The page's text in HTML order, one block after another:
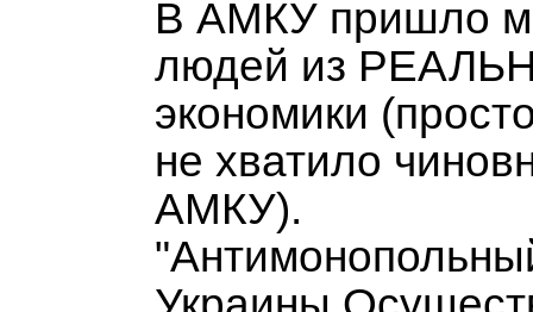
В АМКУ пришло
людей из
экономики
не хватило
АМКУ).